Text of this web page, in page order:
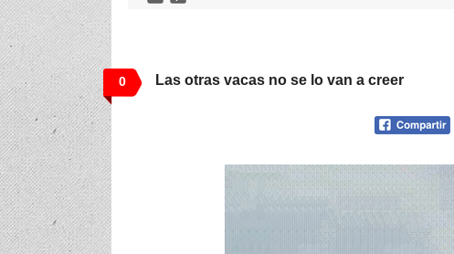
0 Las otras vacas no se lo van a creer